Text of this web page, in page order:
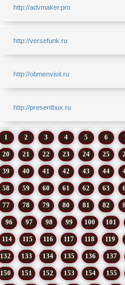
http://advmaker.pro
http://versefunk.ru
http://obmenvisit.ru
http://presentbux.ru
1 2 3 4 5 6
20 21 22 23 24 25
39 40 41 42 43 44
58 59 60 61 62 63
77 78 79 80 81 82
96 97 98 99 100 101
114 115 116 117 118 119
132 133 134 135 136 137
150 151 152 153 154 155